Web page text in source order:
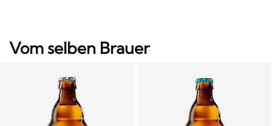
Vom selben Brauer